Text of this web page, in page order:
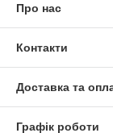
Про нас
Контакти
Доставка та
Графік роботи